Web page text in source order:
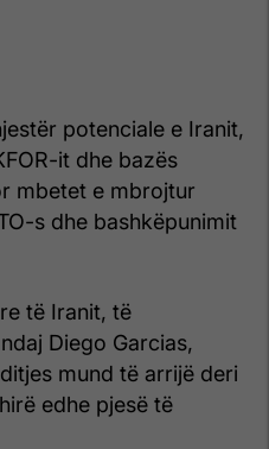
potenciale e Iranit,
it dhe bazës
mbetet e mbrojtur
s dhe bashkëpunimit
të Iranit, të
Diego Garcias,
mund të arrijë deri
edhe pjesë të